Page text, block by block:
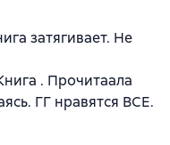
затягивает. Не
. Прочитаала
ГГ нравятся ВСЕ.